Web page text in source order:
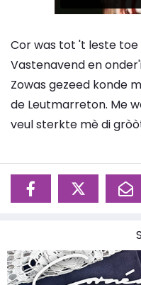
Cor was tot 't leste
Vastenavend en
Zowas gezeed konde
de Leutmarreton. Me
veul sterkte mè di